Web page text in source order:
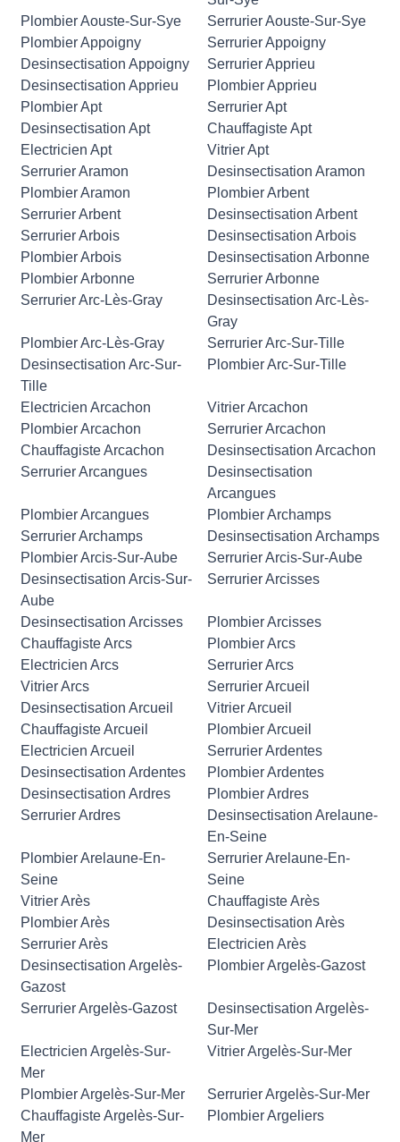
Plombier Aouste-Sur-Sye
Serrurier Aouste-Sur-Sye
Plombier Appoigny
Serrurier Appoigny
Desinsectisation Appoigny
Serrurier Apprieu
Desinsectisation Apprieu
Plombier Apprieu
Plombier Apt
Serrurier Apt
Desinsectisation Apt
Chauffagiste Apt
Electricien Apt
Vitrier Apt
Serrurier Aramon
Desinsectisation Aramon
Plombier Aramon
Plombier Arbent
Serrurier Arbent
Desinsectisation Arbent
Serrurier Arbois
Desinsectisation Arbois
Plombier Arbois
Desinsectisation Arbonne
Plombier Arbonne
Serrurier Arbonne
Serrurier Arc-Lès-Gray
Desinsectisation Arc-Lès-
Gray
Plombier Arc-Lès-Gray
Serrurier Arc-Sur-Tille
Desinsectisation Arc-Sur-
Tille
Plombier Arc-Sur-Tille
Electricien Arcachon
Vitrier Arcachon
Plombier Arcachon
Serrurier Arcachon
Chauffagiste Arcachon
Desinsectisation Arcachon
Serrurier Arcangues
Desinsectisation
Arcangues
Plombier Arcangues
Plombier Archamps
Serrurier Archamps
Desinsectisation Archamps
Plombier Arcis-Sur-Aube
Serrurier Arcis-Sur-Aube
Desinsectisation Arcis-Sur-
Aube
Serrurier Arcisses
Desinsectisation Arcisses
Plombier Arcisses
Chauffagiste Arcs
Plombier Arcs
Electricien Arcs
Serrurier Arcs
Vitrier Arcs
Serrurier Arcueil
Desinsectisation Arcueil
Vitrier Arcueil
Chauffagiste Arcueil
Plombier Arcueil
Electricien Arcueil
Serrurier Ardentes
Desinsectisation Ardentes
Plombier Ardentes
Desinsectisation Ardres
Plombier Ardres
Serrurier Ardres
Desinsectisation Arelaune-
En-Seine
Plombier Arelaune-En-
Seine
Serrurier Arelaune-En-
Seine
Vitrier Arès
Chauffagiste Arès
Plombier Arès
Desinsectisation Arès
Serrurier Arès
Electricien Arès
Desinsectisation Argelès-
Gazost
Plombier Argelès-Gazost
Serrurier Argelès-Gazost
Desinsectisation Argelès-
Sur-Mer
Electricien Argelès-Sur-
Mer
Vitrier Argelès-Sur-Mer
Plombier Argelès-Sur-Mer
Serrurier Argelès-Sur-Mer
Chauffagiste Argelès-Sur-
Mer
Plombier Argeliers